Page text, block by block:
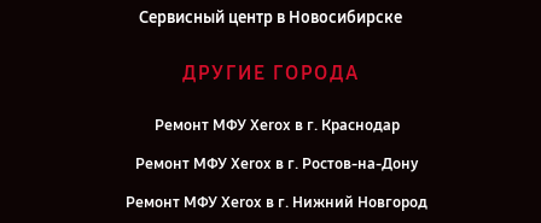
Сервисный центр в Новосибирске
ДРУГИЕ ГОРОДА
Ремонт МФУ Xerox в г. Краснодар
Ремонт МФУ Xerox в г. Ростов-на-Дону
Ремонт МФУ Xerox в г. Нижний Новгород